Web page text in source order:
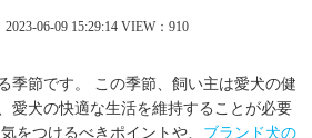
06-09 15:29:14 VIEW：910
季節です。 この季節、飼い主は愛犬の健
愛犬の快適な生活を維持することが必要
をつけるべきポイントや、 ブランド犬の